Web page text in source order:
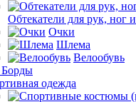
Обтекатели для рук, ног
Очки
Шлема
Велообувь
одежда